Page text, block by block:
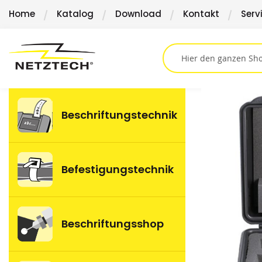
Direkt
Home Katalog Download Kontakt
Beschriftungstechnik
Befestigungstechnik
Beschriftungsshop
Bildergalerie